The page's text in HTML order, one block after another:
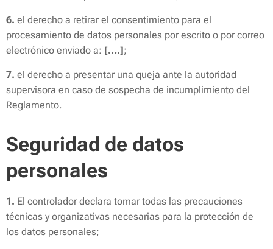
6. el derecho a retirar el consentimiento para el
procesamiento de datos personales por escrito o por correo
electrónico enviado a: [….];
7. el derecho a presentar una queja ante la autoridad
supervisora en caso de sospecha de incumplimiento del
Reglamento.
Seguridad de datos
personales
1. El controlador declara tomar todas las precauciones
técnicas y organizativas necesarias para la protección de
los datos personales;